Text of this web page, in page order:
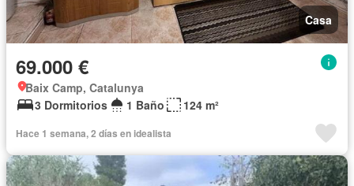
Casa
69.000 €
Baix Camp, Catalunya
3 Dormitorios
1 Baño 124 m²
Hace 1 semana, 2 días en idealista